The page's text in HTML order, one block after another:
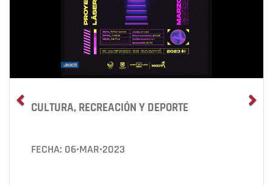
CULTURA, RECREACIÓN Y DEPORTE
FECHA: 06•MAR•2023